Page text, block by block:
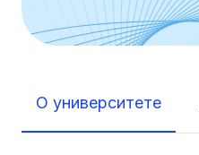
О университете